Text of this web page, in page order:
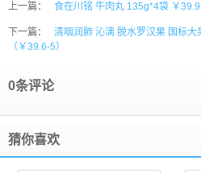
上一篇： 食在川铭 牛肉丸 135g*4袋 ￥39.9
下一篇：
清咽润肺 沁漓 脱水罗汉果 国标
（￥39.6-5）
0条评论
猜你喜欢